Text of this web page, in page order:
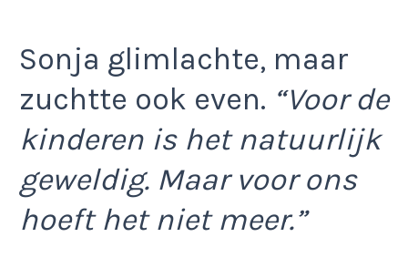
Sonja glimlachte, maar
zuchtte ook even. “Voor de
kinderen is het natuurlijk
geweldig. Maar voor ons
hoeft het niet meer.”